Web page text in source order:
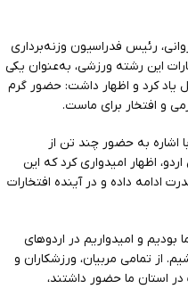
رئیس فدراسیون وزنه‌برداری
این رشته ورزشی، به‌عنوان یکی
یاد کرد و اظهار داشت: حضور گرم
و افتخار برای ماست.
اشاره به حضور چند تن از
اظهار امیدواری کرد که این
ادامه داده و در آینده افتخارات
بودیم و امیدواریم در اردوهای
از تمامی مربیان، ورزشکاران و
استان ما حضور داشتند،